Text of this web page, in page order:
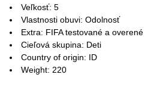
Veľkosť: 5
Vlastnosti obuvi: Odolnosť
Extra: FIFA testované a overené
Cieľová skupina: Deti
Country of origin: ID
Weight: 220